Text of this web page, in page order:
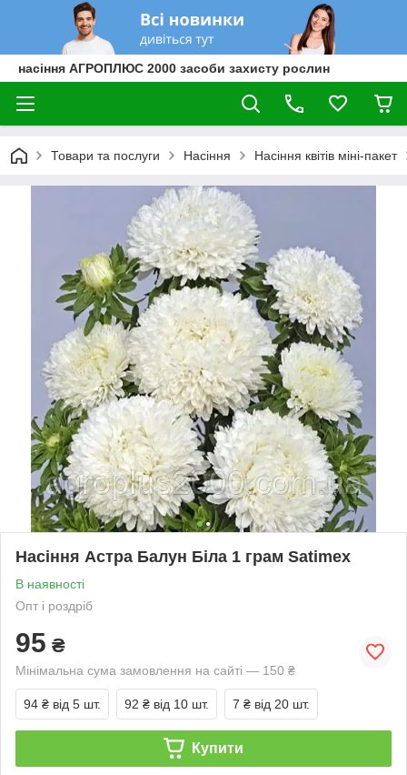
насіння АГРОПЛЮС 2000 засоби захисту рослин
Товари та послуги Насіння Насіння квітів міні-пакет
Насіння Астра Балун Біла 1 грам Satimex
В наявності
Опт і роздріб
95 ₴
Мінімальна сума замовлення на сайті — 150 ₴
94 ₴ від 5 шт. 92 ₴ від 10 шт. 7 ₴ від 20 шт.
Купити